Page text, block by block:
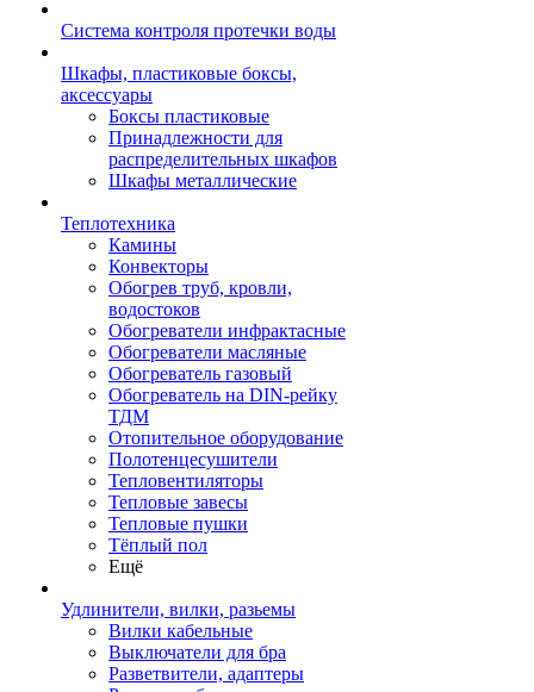
Система контроля протечки воды
Шкафы, пластиковые боксы,
аксессуары
Боксы пластиковые
Принадлежности для
распределительных шкафов
Шкафы металлические
Теплотехника
Камины
Конвекторы
Обогрев труб, кровли,
водостоков
Обогреватели инфрактасные
Обогреватели масляные
Обогреватель газовый
Обогреватель на DIN-рейку
ТДМ
Отопительное оборудование
Полотенцесушители
Тепловентиляторы
Тепловые завесы
Тепловые пушки
Тёплый пол
Ещё
Удлинители, вилки, разьемы
Вилки кабельные
Выключатели для бра
Разветвители, адаптеры